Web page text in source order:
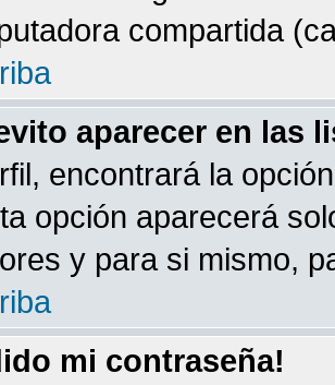
compartida
aparecer en las
encontrará la
opción aparecerá
y para si mismo,
mi contraseña!